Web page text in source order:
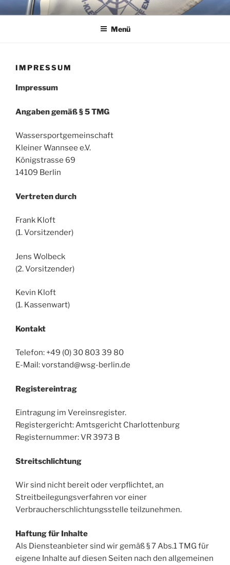
Zum
InhaltWSG KLEINER WANNSEE E.V.
Immer eine handbreit Wasser unterm Kiel.
Menü
IMPRESSUM
Impressum
Angaben gemäß § 5 TMG
Wassersportgemeinschaft
Kleiner Wannsee e.V.
Königstrasse 69
14109 Berlin
Vertreten durch
Frank Kloft
(1. Vorsitzender)
Jens Wolbeck
(2. Vorsitzender)
Kevin Kloft
(1. Kassenwart)
Kontakt
Telefon: +49 (0) 30 803 39 80
E-Mail: vorstand@wsg-berlin.de
Registereintrag
Eintragung im Vereinsregister.
Registergericht: Amtsgericht Charlottenburg
Registernummer: VR 3973 B
Streitschlichtung
Wir sind nicht bereit oder verpflichtet, an
Streitbeilegungsverfahren vor einer
Verbraucherschlichtungsstelle teilzunehmen.
Haftung für Inhalte
Als Diensteanbieter sind wir gemäß § 7 Abs.1 TMG für
eigene Inhalte auf diesen Seiten nach den allgemeinen